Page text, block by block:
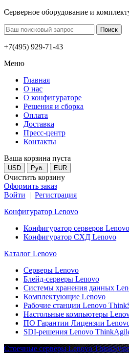
Серверное оборудование и
+7(495) 929-71-43
Меню
Главная
О нас
О конфигураторе
Решения и сборка
Оплата
Доставка
Пресс-центр
Контакты
Ваша корзина пуста
USD Руб. EUR
Очистить корзину
Оформить заказ
Войти | Регистрация
Конфигуратор Lenovo
Конфигуратор серверов Lenovo
Конфигуратор СХД Lenovo
Каталог Lenovo
Серверы Lenovo
Блейд-серверы Lenovo
Системы хранения данных
Комплектующие Lenovo
Рабочие станции Lenovo
Настольные компьютеры
ПО Гарантии Лицензии
SDI-решения Lenovo
Стоечные серверы Lenovo